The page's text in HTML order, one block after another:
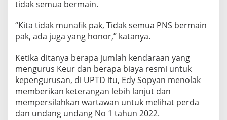
tidak semua bermain.
“Kita tidak munafik pak, Tidak semua PNS bermain
pak, ada juga yang honor,” katanya.
Ketika ditanya berapa jumlah kendaraan yang
mengurus Keur dan berapa biaya resmi untuk
kepengurusan, di UPTD itu, Edy Sopyan menolak
memberikan keterangan lebih lanjut dan
mempersilahkan wartawan untuk melihat perda
dan undang undang No 1 tahun 2022.